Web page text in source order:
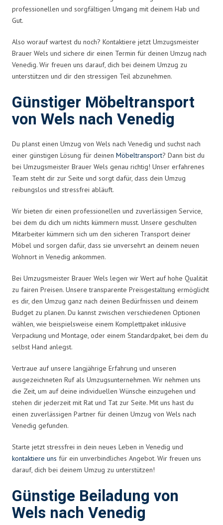
professionellen und sorgfältigen Umgang mit deinem Hab und
Gut.
Also worauf wartest du noch? Kontaktiere jetzt Umzugsmeister
Brauer Wels und sichere dir einen Termin für deinen Umzug nach
Venedig. Wir freuen uns darauf, dich bei deinem Umzug zu
unterstützen und dir den stressigen Teil abzunehmen.
Günstiger Möbeltransport
von Wels nach Venedig
Du planst einen Umzug von Wels nach Venedig und suchst nach
einer günstigen Lösung für deinen Möbeltransport? Dann bist du
bei Umzugsmeister Brauer Wels genau richtig! Unser erfahrenes
Team steht dir zur Seite und sorgt dafür, dass dein Umzug
reibungslos und stressfrei abläuft.
Wir bieten dir einen professionellen und zuverlässigen Service,
bei dem du dich um nichts kümmern musst. Unsere geschulten
Mitarbeiter kümmern sich um den sicheren Transport deiner
Möbel und sorgen dafür, dass sie unversehrt an deinem neuen
Wohnort in Venedig ankommen.
Bei Umzugsmeister Brauer Wels legen wir Wert auf hohe Qualität
zu fairen Preisen. Unsere transparente Preisgestaltung ermöglicht
es dir, den Umzug ganz nach deinen Bedürfnissen und deinem
Budget zu planen. Du kannst zwischen verschiedenen Optionen
wählen, wie beispielsweise einem Komplettpaket inklusive
Verpackung und Montage, oder einem Standardpaket, bei dem du
selbst Hand anlegst.
Vertraue auf unsere langjährige Erfahrung und unseren
ausgezeichneten Ruf als Umzugsunternehmen. Wir nehmen uns
die Zeit, um auf deine individuellen Wünsche einzugehen und
stehen dir jederzeit mit Rat und Tat zur Seite. Mit uns hast du
einen zuverlässigen Partner für deinen Umzug von Wels nach
Venedig gefunden.
Starte jetzt stressfrei in dein neues Leben in Venedig und
kontaktiere uns für ein unverbindliches Angebot. Wir freuen uns
darauf, dich bei deinem Umzug zu unterstützen!
Günstige Beiladung von
Wels nach Venedig